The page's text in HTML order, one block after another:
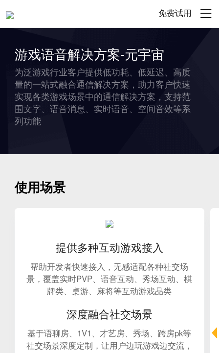
免费试用
游戏语音解决方案-元宇宙
为泛游戏行业客户提供低功耗、低延迟、高质
量的一站式融合通信解决方案，助力客户快速
实现各类游戏场景中的通信解决方案，支持范
围文字、语音消息、实时语音、空间音效等系
列功能
使用场景
提供多种互动游戏接入
帮助开发者快速接入，无感适配各种社交场
景，覆盖实时PVP、语⾳互动、秀场互动、棋
牌类、桌游、麻将等互动游戏品类
深度融合社交场景
基于语聊房、1V1、才艺房、秀场、跨房pk等
社交场景深度定制，让用户边玩游戏边交流，